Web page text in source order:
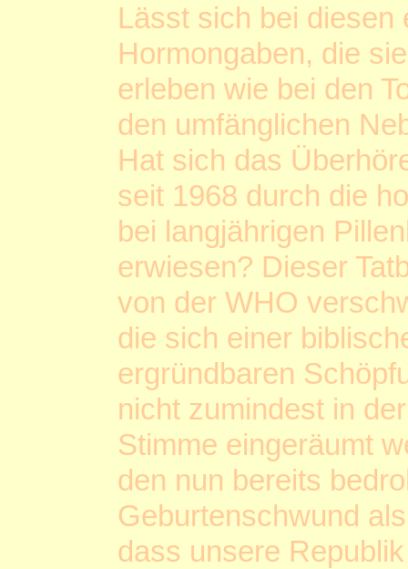
Lässt sich bei
Hormongaben, die
erleben wie bei den
den umfänglichen
Hat sich das
seit 1968 durch die
bei langjährigen
erwiesen? Dieser
von der WHO
die sich einer
ergründbaren
nicht zumindest in
Stimme eingeräumt
den nun bereits
Geburtenschwund
dass unsere